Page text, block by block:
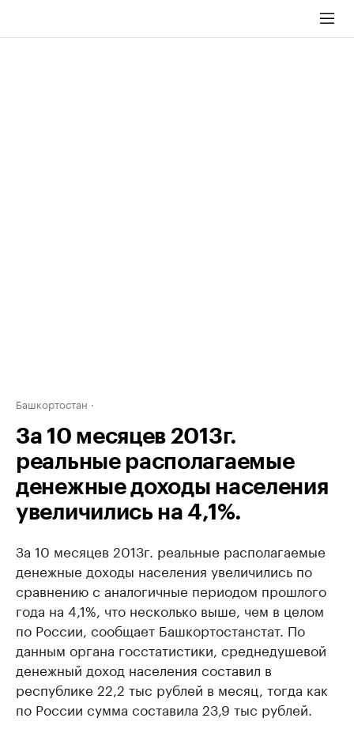
Башкортостан
За 10 месяцев 2013г.
реальные располагаемые
денежные доходы населения
увеличились на 4,1%.
За 10 месяцев 2013г. реальные располагаемые
денежные доходы населения увеличились по
сравнению с аналогичные периодом прошлого
года на 4,1%, что несколько выше, чем в целом
по России, сообщает Башкортостанстат. По
данным органа госстатистики, среднедушевой
денежный доход населения составил в
республике 22,2 тыс рублей в месяц, тогда как
по России сумма составила 23,9 тыс рублей.